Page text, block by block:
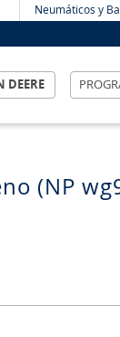
Neumáticos y
DEERE
(NP